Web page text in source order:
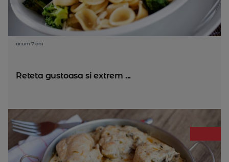
acum 7 ani
Reteta gustoasa si extrem ...